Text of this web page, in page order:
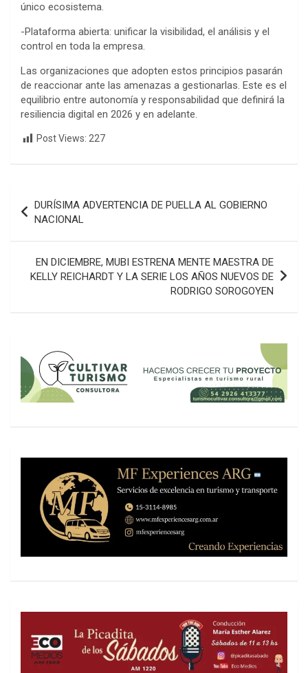
único ecosistema.
-Plataforma abierta: unificar la visibilidad, el análisis y el
control en toda la empresa.
Las organizaciones que adopten estos principios pasarán
de reaccionar ante las amenazas a gestionarlas. Este es el
equilibrio entre autonomía y responsabilidad que definirá la
resiliencia digital en 2026 y en adelante.
Post Views: 227
Navegación
de
entradas
DURÍSIMA ADVERTENCIA DE PUELLA AL GOBIERNO
NACIONAL
EN DICIEMBRE, MUBI ESTRENA MENTE MAESTRA DE
KELLY REICHARDT Y LA SERIE LOS AÑOS NUEVOS DE
RODRIGO SOROGOYEN